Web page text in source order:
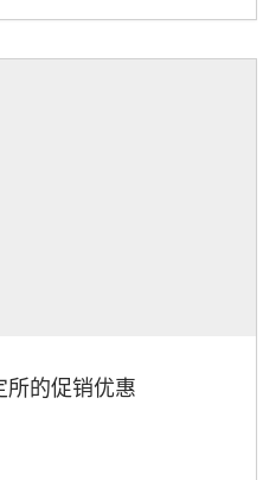
所的促销优惠